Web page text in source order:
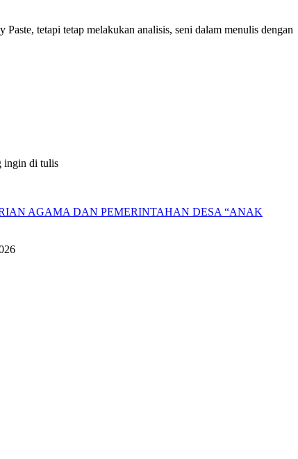
tetapi tetap melakukan analisis, seni dalam menulis dengan
ingin di tulis
AGAMA DAN PEMERINTAHAN DESA “ANAK